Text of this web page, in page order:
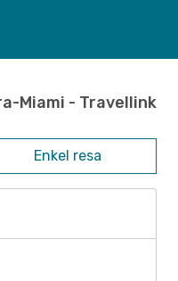
Miami - Travellink
Enkel resa